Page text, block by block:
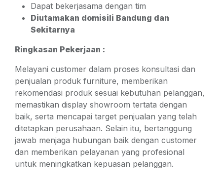
Dapat bekerjasama dengan tim
Diutamakan domisili Bandung dan
Sekitarnya
Ringkasan Pekerjaan :
Melayani customer dalam proses konsultasi dan
penjualan produk furniture, memberikan
rekomendasi produk sesuai kebutuhan pelanggan,
memastikan display showroom tertata dengan
baik, serta mencapai target penjualan yang telah
ditetapkan perusahaan. Selain itu, bertanggung
jawab menjaga hubungan baik dengan customer
dan memberikan pelayanan yang profesional
untuk meningkatkan kepuasan pelanggan.